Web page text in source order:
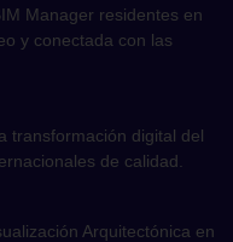
Manager residentes en
y conectada con las
transformación digital del
de calidad.
Arquitectónica en